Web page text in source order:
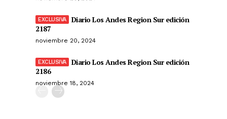
Diario Los Andes Region Sur edición
2187
noviembre 20, 2024
Diario Los Andes Region Sur edición
2186
noviembre 18, 2024